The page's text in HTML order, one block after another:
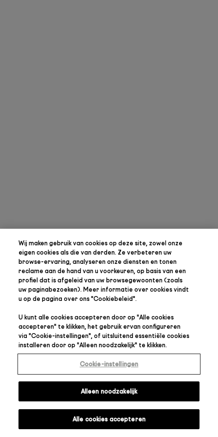
Wij maken gebruik van cookies op deze site, zowel onze
eigen cookies als die van derden. Ze verbeteren uw
browse-ervaring, analyseren onze diensten en tonen
reclame aan de hand van u voorkeuren, op basis van een
profiel dat is afgeleid van uw browsegewoonten (zoals
uw paginabezoeken). Meer informatie over cookies vindt
u op de pagina over ons "Cookiebeleid".
U kunt alle cookies accepteren door op "Alle cookies
accepteren" te klikken, het gebruik ervan configureren
via "Cookie-instellingen", of uitsluitend essentiële cookies
installeren door op "Alleen noodzakelijk" te klikken.
Cookie-instellingen
Alleen noodzakelijk
Alle cookies accepteren